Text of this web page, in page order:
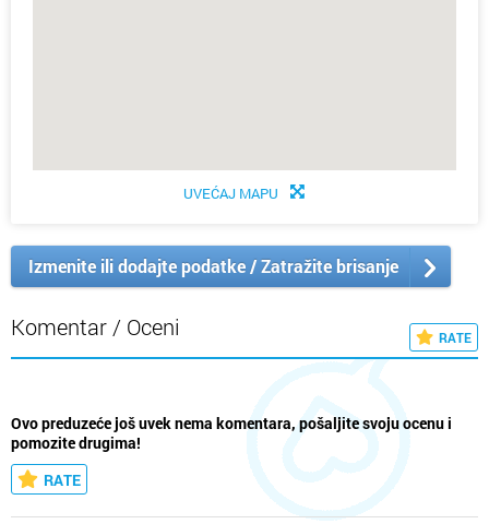
UVEĆAJ MAPU
Izmenite ili dodajte podatke / Zatražite brisanje
Komentar / Oceni RATE
Ovo preduzeće još uvek nema komentara, pošaljite svoju ocenu i
pomozite drugima!
RATE